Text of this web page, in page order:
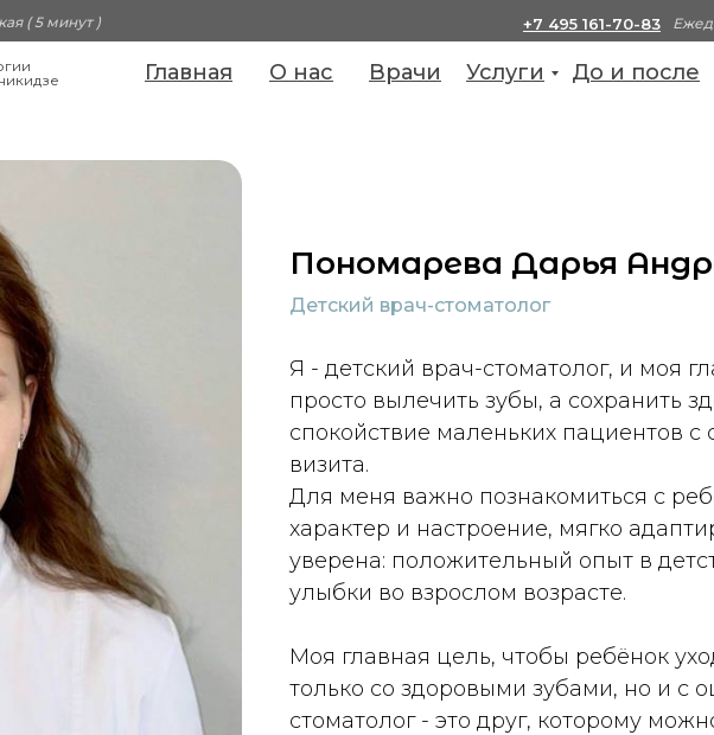
Главная Врачи До и после
Услуги
О нас
+7 495 161-70-83
( 5 минут )
Пономарева Дарья
Детский врач-стоматолог
Я - детский врач-стоматолог, и моя
просто вылечить зубы, а сохранить
спокойствие маленьких пациентов с
визита.
Для меня важно познакомиться с
характер и настроение, мягко
уверена: положительный опыт в
улыбки во взрослом возрасте.
Моя главная цель, чтобы ребёнок
только со здоровыми зубами, но и с
стоматолог - это друг, которому